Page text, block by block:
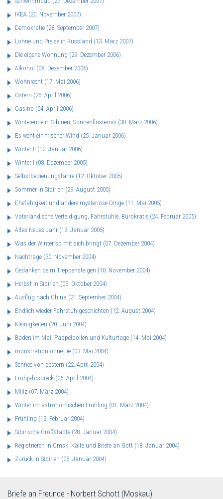
IKEA (20. November 2007)
Demokratie (28. September 2007)
Löhne und Preise in Russland (13. März 2007)
Die eigene Wohnung (29. Dezember 2006)
Alkohol (08. Dezember 2006)
Wohnrecht (17. Mai 2006)
Ostern (25. April 2006)
Casino (04. April 2006)
Winterende in Sibirien, Sonnenfinsternis (30. März 2006)
Es weht ein frischer Wind (25. Januar 2006)
Winter II (12. Januar 2006)
Winter I (08. Dezember 2005)
Selbstbedienungsfähre (12. Oktober 2005)
Sommer in Sibirien (29. August 2005)
Ehefähigkeit und andere mysteriöse Dinge (11. Mai 2005)
Vaterländische Verteidigung, Fahrstühle, Bürokratie (24. Februar 2005)
Altes Neues Jahr (13. Januar 2005)
Was der Winter so mit sich bringt (07. Dezember 2004)
Nachträge (30. November 2004)
Gedanken beim Treppensteigen (10. November 2004)
Herbst in Sibirien (05. Oktober 2004)
Ausflug nach China (21. September 2004)
Endlich wieder Fahrstuhlgeschichten (12. August 2004)
Kleinigkeiten (20. Juni 2004)
Baden im Mai, Pappelpollen und Kulturtage (14. Mai 2004)
monstration ohne De (03. Mai 2004)
Schnee von gestern (22. April 2004)
Frühjahrsdreck (06. April 2004)
Miliz (07. März 2004)
Winter im astronomischen Frühling (01. März 2004)
Frühling (13. Februar 2004)
Sibirische Großstädte (28. Januar 2004)
Registrieren in Omsk, Kälte und Briefe an Gott (18. Januar 2004)
Zurück in Sibirien (05. Januar 2004)
Briefe an Freunde - Norbert Schott (Moskau)